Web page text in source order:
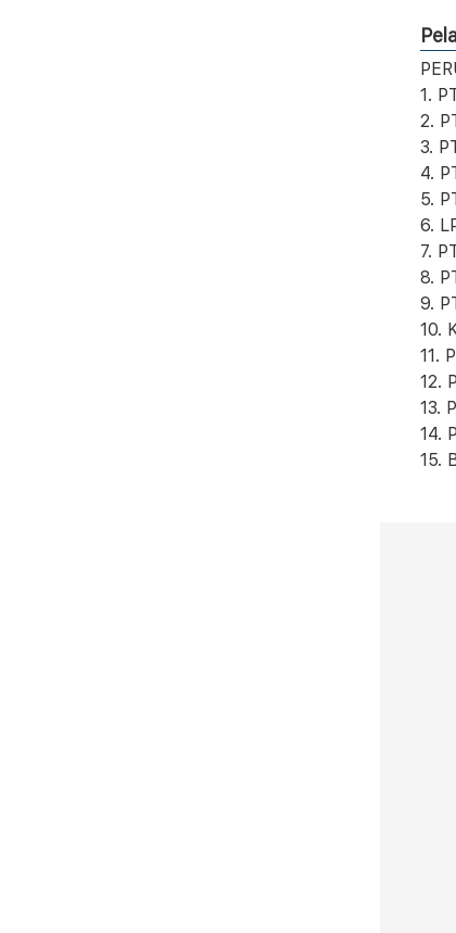
1.
2.
3.
4.
5.
6.
7.
8.
9.
10.
11.
12.
13.
14.
15.